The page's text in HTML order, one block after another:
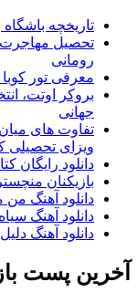
تاریخچه باشگاه
تحصیل مهاجرت
رومانی
معرفی تور
بروکر اوتت،
جهانی
تفاوت های
ویزای تحصیلی
دانلود رایگان
بازیکنان منچستر
دانلود آهنگ من
دانلود آهنگ
دانلود آهنگ
آخرین پست